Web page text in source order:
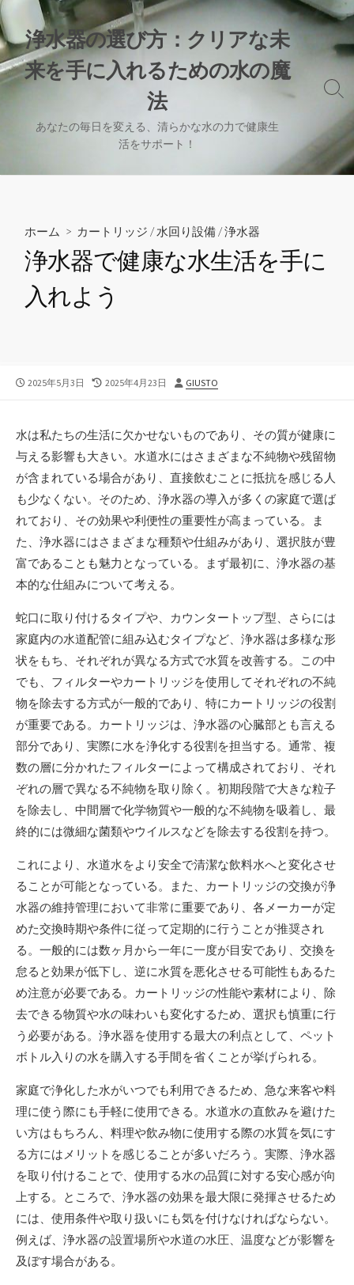
コ
ン
テ
ン
浄水器の選び方：クリアな未
来を手に入れるための水の魔
法
あなたの毎日を変える、清らかな水の力で健康生
活をサポート！
検
切
え
ホーム > カートリッジ /水回り設備 /浄水器
浄水器で健康な水生活を手に
入れよう
公
2025年5月3日
最
新
日
2025年4月23日
投
GIUSTO
水は私たちの生活に欠かせないものであり、その質が健康に
与える影響も大きい。 水道水にはさまざまな不純物や残留物
が含まれている場合があり、直接飲むことに抵抗を感じる人
も少なくない。そのため、浄水器の導入が多くの家庭で選ば
れており、その効果や利便性の重要性が高まっている。ま
た、浄水器にはさまざまな種類や仕組みがあり、選択肢が豊
富であることも魅力となっている。まず最初に、浄水器の基
本的な仕組みについて考える。
蛇口に取り付けるタイプや、カウンタートップ型、さらには
家庭内の水道配管に組み込むタイプなど、浄水器は多様な形
状をもち、それぞれが異なる方式で水質を改善する。この中
でも、フィルターやカートリッジを使用してそれぞれの不純
物を除去する方式が一般的であり、特にカートリッジの役割
が重要である。カートリッジは、浄水器の心臓部とも言える
部分であり、実際に水を浄化する役割を担当する。通常、複
数の層に分かれたフィルターによって構成されており、それ
ぞれの層で異なる不純物を取り除く。初期段階で大きな粒子
を除去し、中間層で化学物質や一般的な不純物を吸着し、最
終的には微細な菌類やウイルスなどを除去する役割を持つ。
これにより、水道水をより安全で清潔な飲料水へと変化させ
ることが可能となっている。また、カートリッジの交換が浄
水器の維持管理において非常に重要であり、各メーカーが定
めた交換時期や条件に従って定期的に行うことが推奨され
る。一般的には数ヶ月から一年に一度が目安であり、交換を
怠ると効果が低下し、逆に水質を悪化させる可能性もあるた
め注意が必要である。カートリッジの性能や素材により、除
去できる物質や水の味わいも変化するため、選択も慎重に行
う必要がある。浄水器を使用する最大の利点として、ペット
ボトル入りの水を購入する手間を省くことが挙げられる。
家庭で浄化した水がいつでも利用できるため、急な来客や料
理に使う際にも手軽に使用できる。水道水の直飲みを避けた
い方はもちろん、料理や飲み物に使用する際の水質を気にす
る方にはメリットを感じることが多いだろう。実際、浄水器
を取り付けることで、使用する水の品質に対する安心感が向
上する。ところで、浄水器の効果を最大限に発揮させるため
には、使用条件や取り扱いにも気を付けなければならない。
例えば、浄水器の設置場所や水道の水圧、温度などが影響を
及ぼす場合がある。